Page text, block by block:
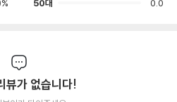
50대
0.0
뷰가 없습니다!